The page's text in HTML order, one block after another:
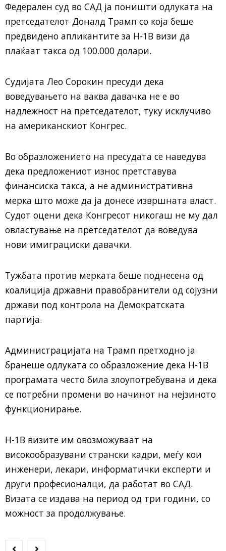
Федерален суд во САД ја поништи одлуката на
претседателот Доналд Трамп со која беше
предвидено апликантите за H-1B визи да
плаќаат такса од 100.000 долари.
Судијата Лео Сорокин пресуди дека
воведувањето на ваква давачка не е во
надлежност на претседателот, туку исклучиво
на американскиот Конгрес.
Во образложението на пресудата се наведува
дека предложениот износ претставува
финансиска такса, а не административна
мерка што може да ја донесе извршната власт.
Судот оцени дека Конгресот никогаш не му дал
овластување на претседателот да воведува
нови имиграциски давачки.
Тужбата против мерката беше поднесена од
коалиција државни правобранители од сојузни
држави под контрола на Демократската
партија.
Администрацијата на Трамп претходно ја
бранеше одлуката со образложение дека H-1B
програмата често била злоупотребувана и дека
се потребни промени во начинот на нејзиното
функционирање.
H-1B визите им овозможуваат на
високообразувани странски кадри, меѓу кои
инженери, лекари, информатички експерти и
други професионалци, да работат во САД.
Визата се издава на период од три години, со
можност за продолжување.